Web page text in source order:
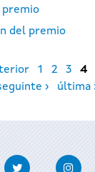
premio
del premio
1 2 3 4
› última
Twitter